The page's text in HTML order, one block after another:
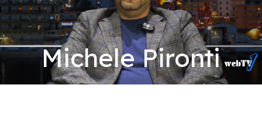
Michele Pironti